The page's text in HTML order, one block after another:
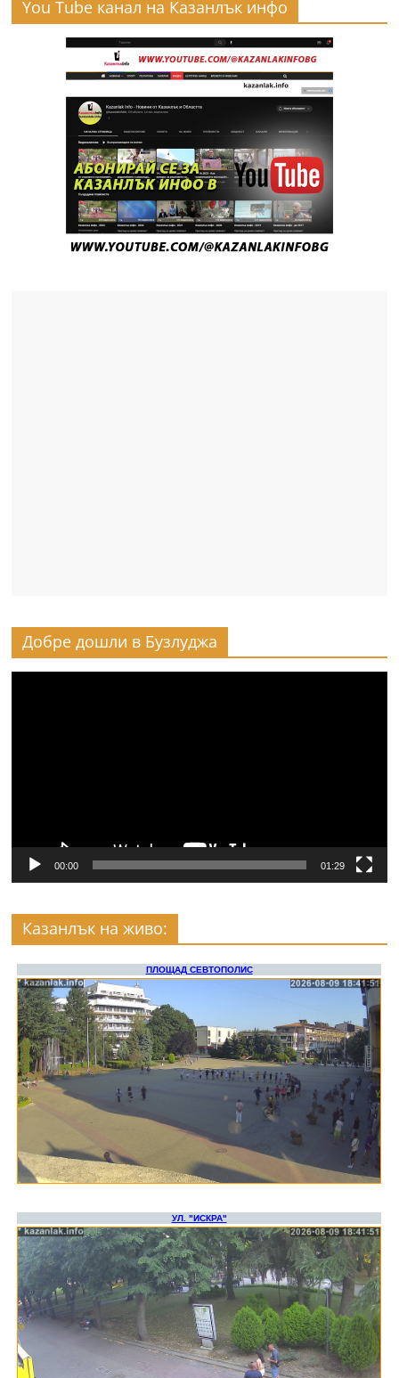
You Tube канал на Казанлък инфо
Добре дошли в Бузлуджа
00:00 01:29
Казанлък на живо: